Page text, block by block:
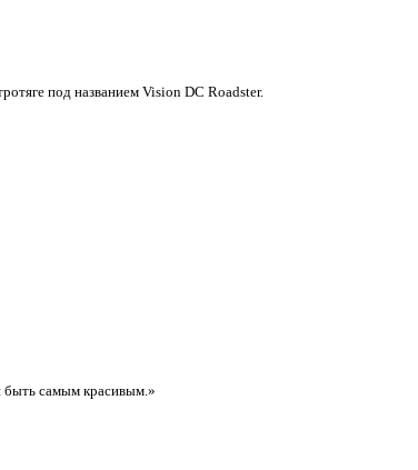
под названием Vision DC Roadster.
быть самым красивым.»